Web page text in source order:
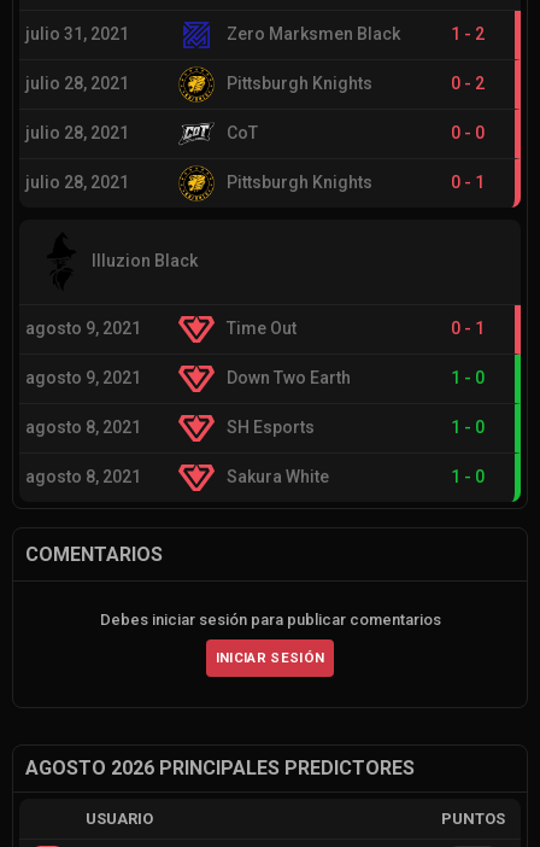
julio 31, 2021 Zero Marksmen Black 1 - 2
julio 28, 2021 Pittsburgh Knights 0 - 2
julio 28, 2021 CoT 0 - 0
julio 28, 2021 Pittsburgh Knights 0 - 1
Illuzion Black
agosto 9, 2021 Time Out 0 - 1
agosto 9, 2021 Down Two Earth 1 - 0
agosto 8, 2021 SH Esports 1 - 0
agosto 8, 2021 Sakura White 1 - 0
COMENTARIOS
Debes iniciar sesión para publicar comentarios
INICIAR SESIÓN
AGOSTO 2026 PRINCIPALES PREDICTORES
USUARIO PUNTOS